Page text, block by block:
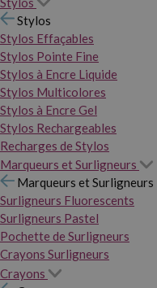
Stylos
Stylos Effaçables
Stylos Pointe Fine
Stylos à Encre Liquide
Stylos Multicolores
Stylos à Encre Gel
Stylos Rechargeables
Recharges de Stylos
Marqueurs et Surligneurs
Marqueurs et Surligneurs
Surligneurs Fluorescents
Surligneurs Pastel
Pochette de Surligneurs
Crayons Surligneurs
Crayons